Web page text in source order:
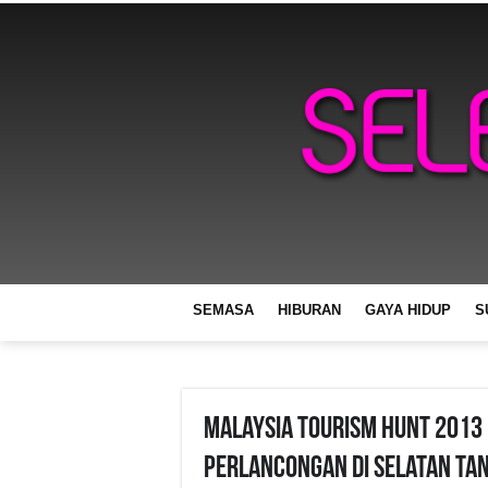
SEMASA HIBURAN GAYA HIDUP
Malaysia Tourism Hunt
Perlancongan Di Selatan